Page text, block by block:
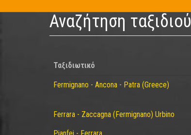
Αναζήτηση ταξιδιού
Ταξιδιωτικό
Fermignano - Ancona - Patra (Greece)
Ferrara - Zaccagna (Fermignano) Urbino